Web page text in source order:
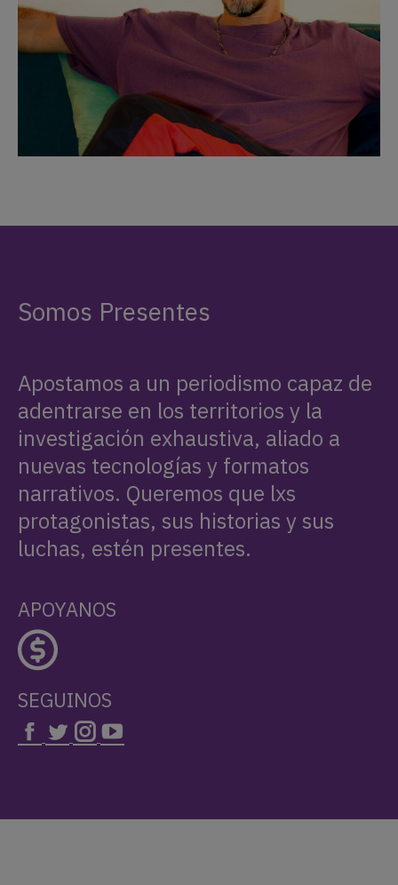
Somos Presentes
Apostamos a un periodismo capaz de
adentrarse en los territorios y la
investigación exhaustiva, aliado a
nuevas tecnologías y formatos
narrativos. Queremos que lxs
protagonistas, sus historias y sus
luchas, estén presentes.
APOYANOS
SEGUINOS